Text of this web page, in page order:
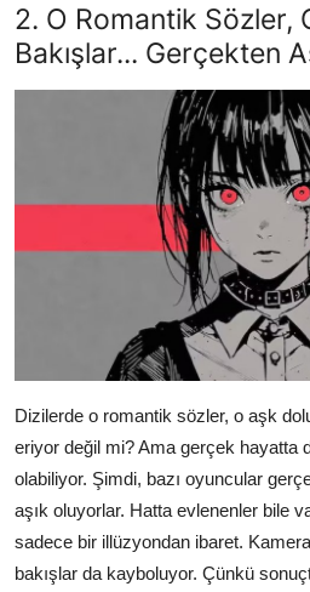
2. O Romantik Sözler,
Bakışlar... Gerçekten
Dizilerde o romantik sözler, o aşk
eriyor değil mi? Ama gerçek hayatta
olabiliyor. Şimdi, bazı oyuncular
aşık oluyorlar. Hatta evlenenler bile
sadece bir illüzyondan ibaret.
bakışlar da kayboluyor. Çünkü